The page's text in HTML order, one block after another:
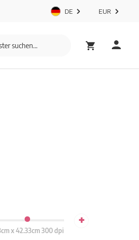
DE EUR
x 42.33cm 300 dpi
+